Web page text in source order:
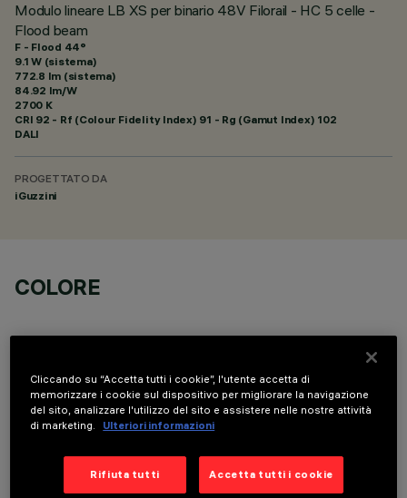
Modulo lineare LB XS per binario 48V Filorail - HC 5 celle -
Flood beam
F - Flood 44°
9.1 W (sistema)
772.8 lm (sistema)
84.92 lm/W
2700 K
CRI 92 - Rf (Colour Fidelity Index) 91 - Rg (Gamut Index) 102
DALI
PROGETTATO DA
iGuzzini
COLORE
DATI TECNICI
DESCRIZIONE
Cliccando su “Accetta tutti i cookie”, l'utente accetta di
memorizzare i cookie sul dispositivo per migliorare la navigazione
del sito, analizzare l'utilizzo del sito e assistere nelle nostre attività
di marketing.
Ulteriori informazioni
Rifiuta tutti Accetta tutti i cookie